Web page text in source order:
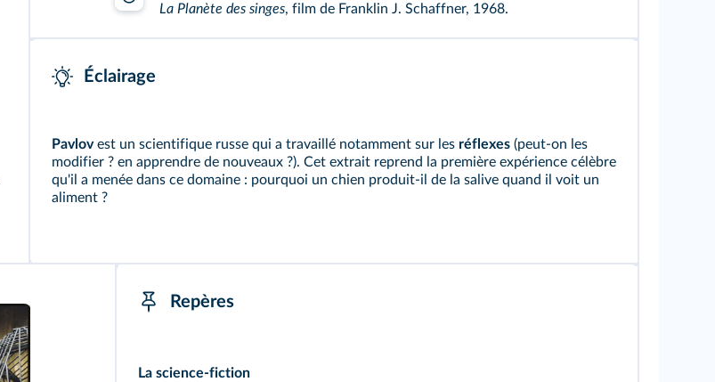
La Planète des singes, film de Franklin J. Schaffner, 1968.
Éclairage
Pavlovest un scientifique russe qui a travaillé notamment sur les réflexes(peut-on les
modifier ? en apprendre de nouveaux ?). Cet extrait reprend la première expérience célèbre
qu'il a menée dans ce domaine : pourquoi un chien produit-il de la salive quand il voit un
aliment ?
Repères
La science-fiction